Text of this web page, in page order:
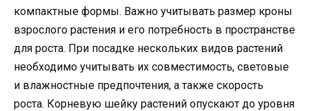
компактные формы. Важно учитывать размер кроны
взрослого растения и его потребность в пространстве
для роста. При посадке нескольких видов растений
необходимо учитывать их совместимость, световые
и влажностные предпочтения, а также скорость
роста. Корневую шейку растений опускают до уровня